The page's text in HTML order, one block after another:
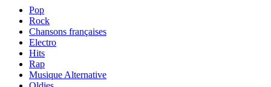
Pop
Rock
Chansons françaises
Electro
Hits
Rap
Musique Alternative